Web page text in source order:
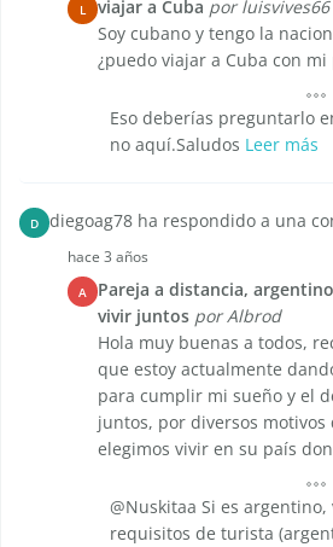
L viajar a Cuba por luisvives66
Soy cubano y tengo la
¿puedo viajar a Cuba con
Eso deberías preguntarlo
no aquí.Saludos Leer más
D diegoag78 ha respondido a una
hace 3 años
A
Pareja a distancia,
vivir juntos por Albrod
Hola muy buenas a todos,
que estoy actualmente
para cumplir mi sueño y el
juntos, por diversos motivos
elegimos vivir en su país
@Nuskitaa Si es
requisitos de turista